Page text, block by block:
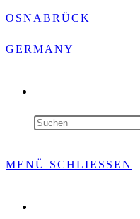
SUCHE
MENÜ SCHLIESSEN